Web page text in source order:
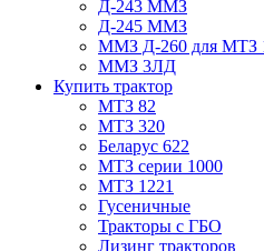
Д-243 ММЗ
Д-245 ММЗ
ММЗ Д-260 для МТЗ
ММЗ 3ЛД
Купить трактор
МТЗ 82
МТЗ 320
Беларус 622
МТЗ серии 1000
МТЗ 1221
Гусеничные
Тракторы с ГБО
Лизинг тракторов